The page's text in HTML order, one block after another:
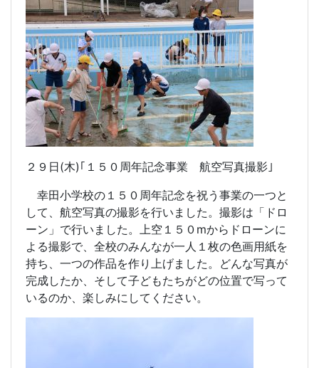
２９日(木)｢１５０周年記念事業 航空写真撮影｣
幸田小学校の１５０周年記念を祝う事業の一つと
して、航空写真の撮影を行いました。撮影は「ドロ
ーン」で行いました。上空１５０mからドローンに
よる撮影で、全校のみんなが一人１枚の色画用紙を
持ち、一つの作品を作り上げました。どんな写真が
完成したか、そして子どもたちがどの位置で写って
いるのか、楽しみにしてください。